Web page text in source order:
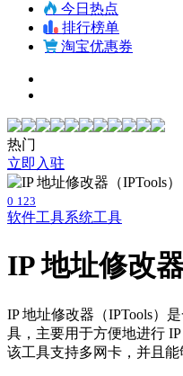
今日热点
排行榜单
淘宝优惠券
热门
立即入驻
0 123
软件工具系统工具
IP 地址修改
IP 地址修改器（IPTools）
具，主要用于方便地进行
该工具支持多网卡，并且